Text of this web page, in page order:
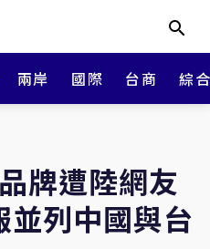
兩岸 國際 台商 綜
牌遭陸網友
列中國與台